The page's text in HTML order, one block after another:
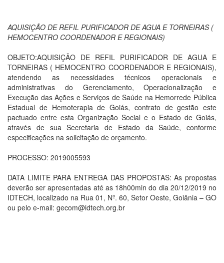
AQUISIÇÃO DE REFIL PURIFICADOR DE AGUA E TORNEIRAS (
HEMOCENTRO COORDENADOR E REGIONAIS)
OBJETO:AQUISIÇÃO DE REFIL PURIFICADOR DE AGUA E
TORNEIRAS ( HEMOCENTRO COORDENADOR E REGIONAIS),
atendendo as necessidades técnicos operacionais e
administrativas do Gerenciamento, Operacionalização e
Execução das Ações e Serviços de Saúde na Hemorrede Pública
Estadual de Hemoterapia de Goiás, contrato de gestão este
pactuado entre esta Organização Social e o Estado de Goiás,
através de sua Secretaria de Estado da Saúde, conforme
especificações na solicitação de orçamento.
PROCESSO: 2019005593
DATA LIMITE PARA ENTREGA DAS PROPOSTAS: As propostas
deverão ser apresentadas até as 18h00min do dia 20/12/2019 no
IDTECH, localizado na Rua 01, Nº. 60, Setor Oeste, Goiânia – GO
ou pelo e-mail: gecom@idtech.org.br